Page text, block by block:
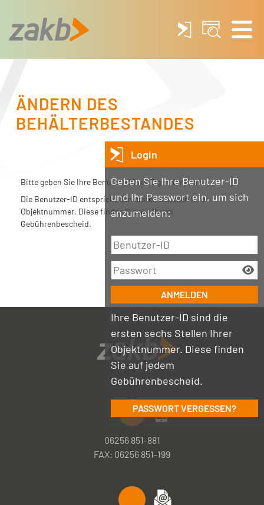
ÄNDERN DES
BEHÄLTERBESTANDES
Bitte geben Sie Ihre Benutzer-ID als Eigentümer an.
Die Benutzer-ID entspricht den ersten 6 Stellen Ihrer
Objektnummer. Diese finden Sie auf Ihrem
Gebührenbescheid.
06256 851-881
FAX: 06256 851-199
Login
Geben Sie Ihre Benutzer-ID
und Ihr Passwort ein, um sich
anzumelden:
Ihre Benutzer-ID sind die
ersten sechs Stellen Ihrer
Objektnummer. Diese finden
Sie auf jedem
Gebührenbescheid.
PASSWORT VERGESSEN?